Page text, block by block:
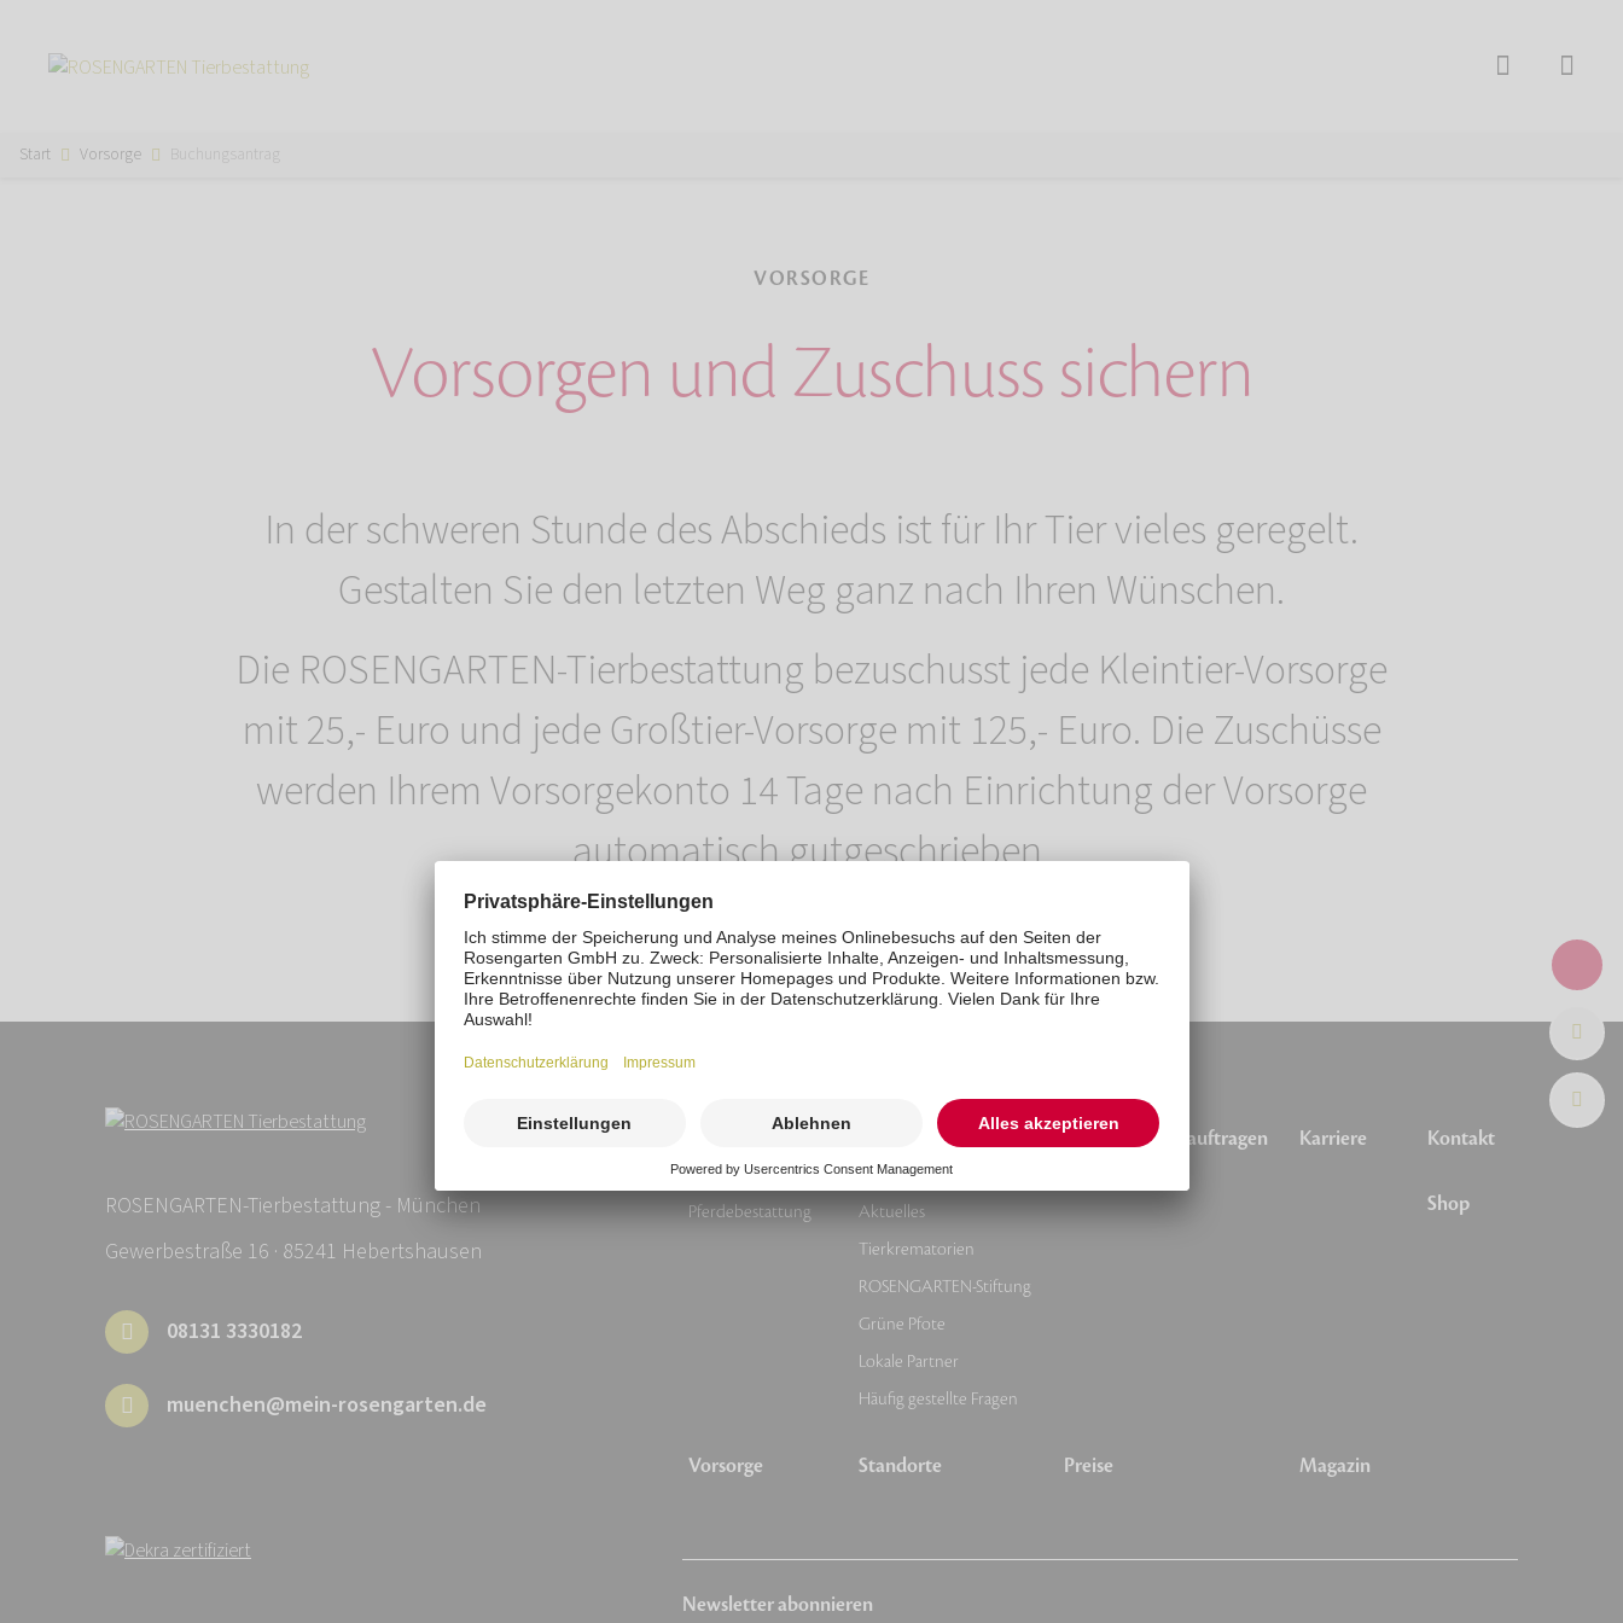
Start Vorsorge Buchungsantrag
VORSORGE
Vorsorgen und Zuschuss sichern
In der schweren Stunde des Abschieds ist für Ihr Tier vieles geregelt.
Gestalten Sie den letzten Weg ganz nach Ihren Wünschen.
Die ROSENGARTEN-Tierbestattung bezuschusst jede Kleintier-Vorsorge
mit 25,- Euro und jede Großtier-Vorsorge mit 125,- Euro. Die Zuschüsse
werden Ihrem Vorsorgekonto 14 Tage nach Einrichtung der Vorsorge
automatisch gutgeschrieben.
ROSENGARTEN-Tierbestattung - München
Gewerbestraße 16 · 85241 Hebertshausen
08131 3330182
muenchen@mein-rosengarten.de
Kleintierbestattung
Pferdebestattung
Vorsorge
Unsere Werte
Aktuelles
Tierkrematorien
ROSENGARTEN-Stiftung
Grüne Pfote
Lokale Partner
Häufig gestellte Fragen
Standorte
Kremierung beauftragen
Preise
Karriere
Magazin
Kontakt
Shop
Newsletter abonnieren